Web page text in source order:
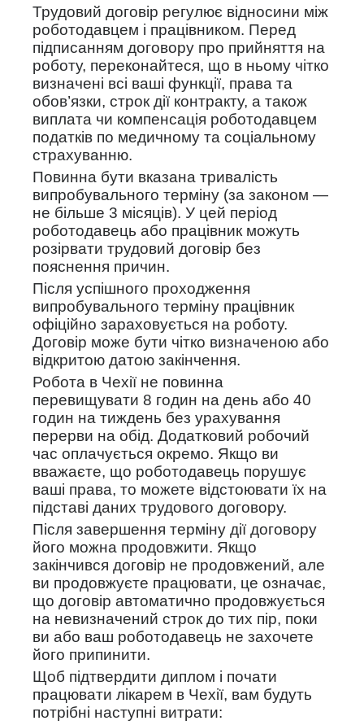
Трудовий договір регулює відносини між
роботодавцем і працівником. Перед
підписанням договору про прийняття на
роботу, переконайтеся, що в ньому чітко
визначені всі ваші функції, права та
обов’язки, строк дії контракту, а також
виплата чи компенсація роботодавцем
податків по медичному та соціальному
страхуванню.
Повинна бути вказана тривалість
випробувального терміну (за законом —
не більше 3 місяців). У цей період
роботодавець або працівник можуть
розірвати трудовий договір без
пояснення причин.
Після успішного проходження
випробувального терміну працівник
офіційно зараховується на роботу.
Договір може бути чітко визначеною або
відкритою датою закінчення.
Робота в Чехії не повинна
перевищувати 8 годин на день або 40
годин на тиждень без урахування
перерви на обід. Додатковий робочий
час оплачується окремо. Якщо ви
вважаєте, що роботодавець порушує
ваші права, то можете відстоювати їх на
підставі даних трудового договору.
Після завершення терміну дії договору
його можна продовжити. Якщо
закінчився договір не продовжений, але
ви продовжуєте працювати, це означає,
що договір автоматично продовжується
на невизначений строк до тих пір, поки
ви або ваш роботодавець не захочете
його припинити.
Щоб підтвердити диплом і почати
працювати лікарем в Чехії, вам будуть
потрібні наступні витрати: